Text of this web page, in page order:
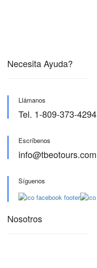
Necesita Ayuda?
Llámanos
Tel. 1-809-373-4294
Escríbenos
info@tbeotours.com
Síguenos
Nosotros